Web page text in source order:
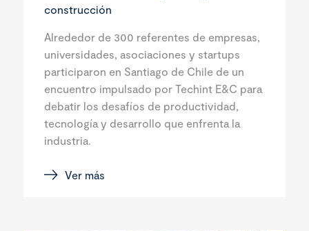
construcción
Alrededor de 300 referentes de empresas,
universidades, asociaciones y startups
participaron en Santiago de Chile de un
encuentro impulsado por Techint E&C para
debatir los desafíos de productividad,
tecnología y desarrollo que enfrenta la
industria.
Ver más